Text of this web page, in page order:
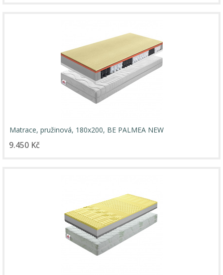
Matrace, pružinová, 180x200, BE PALMEA NEW
9.450 Kč